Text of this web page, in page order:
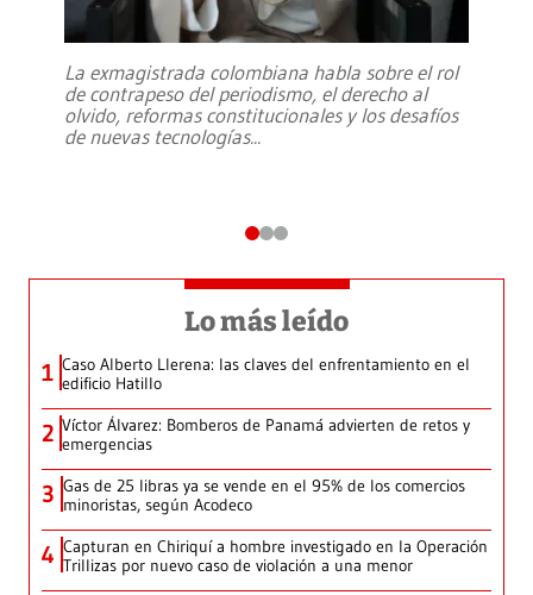
La exmagistrada colombiana habla sobre el rol
de contrapeso del periodismo, el derecho al
olvido, reformas constitucionales y los desafíos
de nuevas tecnologías...
Lo más leído
1 Caso Alberto Llerena: las claves del enfrentamiento en el
edificio Hatillo
2 Víctor Álvarez: Bomberos de Panamá advierten de retos y
emergencias
3 Gas de 25 libras ya se vende en el 95% de los comercios
minoristas, según Acodeco
4 Capturan en Chiriquí a hombre investigado en la Operación
Trillizas por nuevo caso de violación a una menor